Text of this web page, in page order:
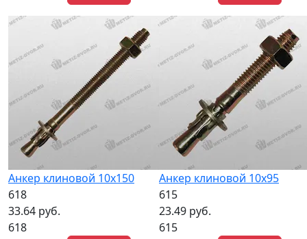
Анкер клиновой 10х150
618
33.64 руб.
618
Анкер клиновой 10х95
615
23.49 руб.
615